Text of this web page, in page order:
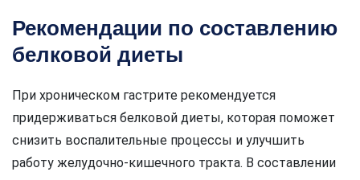
Рекомендации по составлению
белковой диеты
При хроническом гастрите рекомендуется
придерживаться белковой диеты, которая поможет
снизить воспалительные процессы и улучшить
работу желудочно-кишечного тракта. В составлении